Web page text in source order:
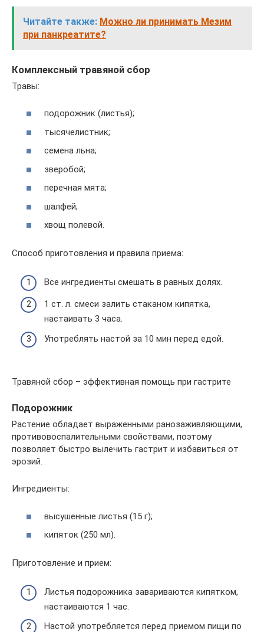
Читайте также: Можно ли принимать Мезим
при панкреатите?
Комплексный травяной сбор
Травы:
подорожник (листья);
тысячелистник;
семена льна;
зверобой;
перечная мята;
шалфей;
хвощ полевой.
Способ приготовления и правила приема:
Все ингредиенты смешать в равных долях.
1 ст. л. смеси залить стаканом кипятка,
настаивать 3 часа.
Употреблять настой за 10 мин перед едой.
Травяной сбор – эффективная помощь при гастрите
Подорожник
Растение обладает выраженными ранозаживляющими,
противовоспалительными свойствами, поэтому
позволяет быстро вылечить гастрит и избавиться от
эрозий.
Ингредиенты:
высушенные листья (15 г);
кипяток (250 мл).
Приготовление и прием:
Листья подорожника завариваются кипятком,
настаиваются 1 час.
Настой употребляется перед приемом пищи по